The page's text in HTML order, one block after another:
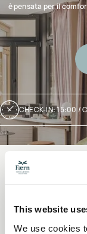
This website
We use cookies
è pensata per il
CHECK-IN: 15:00 /